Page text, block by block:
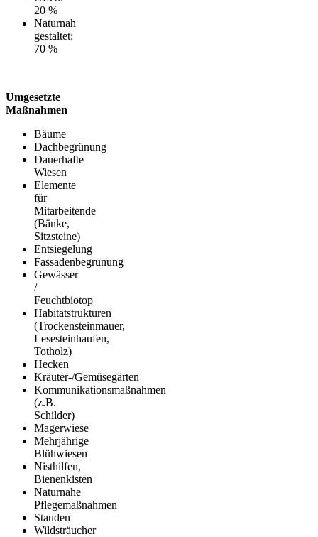
20 %
Naturnah
gestaltet:
70 %
Umgesetzte
Maßnahmen
Bäume
Dachbegrünung
Dauerhafte
Wiesen
Elemente
für
Mitarbeitende
(Bänke,
Sitzsteine)
Entsiegelung
Fassadenbegrünung
Gewässer
/
Feuchtbiotop
Habitatstrukturen
(Trockensteinmauer,
Lesesteinhaufen,
Totholz)
Hecken
Kräuter-/Gemüsegärten
Kommunikationsmaßnahmen
(z.B.
Schilder)
Magerwiese
Mehrjährige
Blühwiesen
Nisthilfen,
Bienenkisten
Naturnahe
Pflegemaßnahmen
Stauden
Wildsträucher